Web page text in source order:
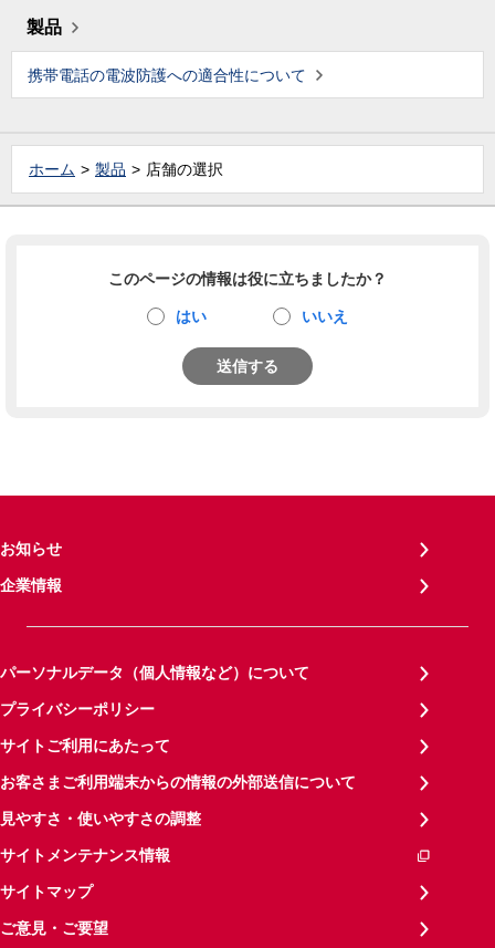
製品
携帯電話の電波防護への適合性について
ホーム 製品 店舗の選択
このページの情報は役に立ちましたか？
はい いいえ
送信する
お知らせ
企業情報
パーソナルデータ（個人情報など）について
プライバシーポリシー
サイトご利用にあたって
お客さまご利用端末からの情報の外部送信について
見やすさ・使いやすさの調整
サイトメンテナンス情報
サイトマップ
ご意見・ご要望